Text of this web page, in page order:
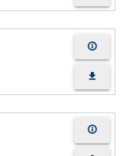
info_outline
file_download
info_outline